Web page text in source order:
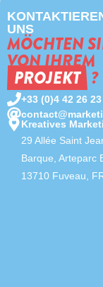
UNS
MÖCHTEN
VON IHREM
PROJEKT ?
+33 (0)4 42 26 23
Kreatives
29 Allée Saint
Barque, Arteparc
13710 Fuveau,